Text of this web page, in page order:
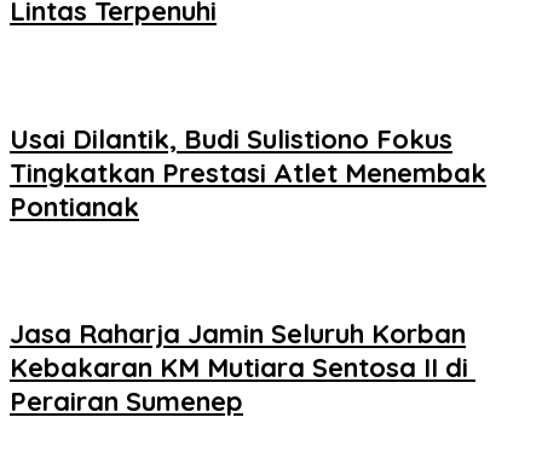
Lintas Terpenuhi
Usai Dilantik, Budi Sulistiono Fokus
Tingkatkan Prestasi Atlet Menembak
Pontianak
Jasa Raharja Jamin Seluruh Korban
Kebakaran KM Mutiara Sentosa II di
Perairan Sumenep